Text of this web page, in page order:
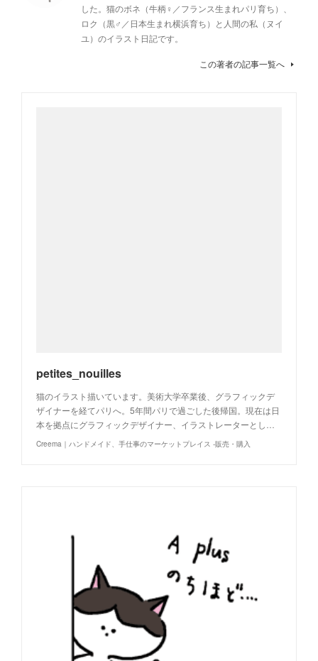
した。猫のボネ（牛柄♀／フランス生まれパリ育ち）、
ロク（黒♂／日本生まれ横浜育ち）と人間の私（ヌイ
ユ）のイラスト日記です。
この著者の記事一覧へ
petites_nouilles
猫のイラスト描いています。美術大学卒業後、グラフィックデ
ザイナーを経てパリへ。5年間パリで過ごした後帰国。現在は日
本を拠点にグラフィックデザイナー、イラストレーターとし…
Creema｜ハンドメイド、手仕事のマーケットプレイス -販売・購入